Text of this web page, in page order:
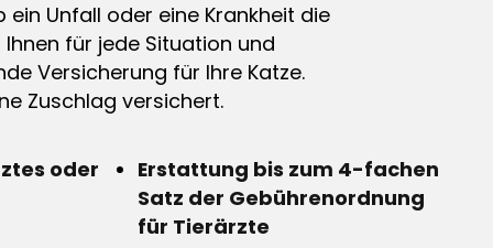
Unfall oder eine Krankheit die
für jede Situation und
Versicherung für Ihre Katze.
Zuschlag versichert.
oder
Erstattung bis zum 4-fachen
Satz der Gebührenordnung
für Tierärzte